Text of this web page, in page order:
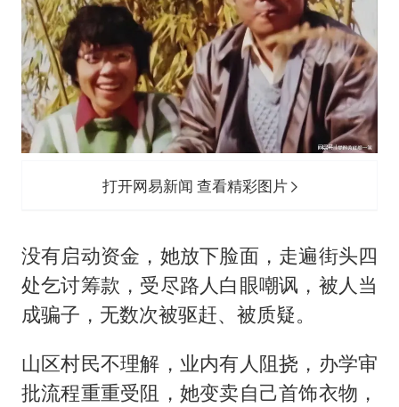
打开网易新闻 查看精彩图片
没有启动资金，她放下脸面，走遍街头四
处乞讨筹款，受尽路人白眼嘲讽，被人当
成骗子，无数次被驱赶、被质疑。
山区村民不理解，业内有人阻挠，办学审
批流程重重受阻，她变卖自己首饰衣物，